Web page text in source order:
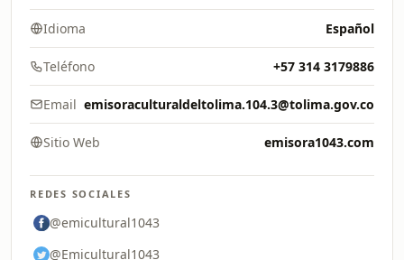
Idioma Español
Teléfono +57 314 3179886
Email emisoraculturaldeltolima.104.3@tolima.gov.co
Sitio Web emisora1043.com
REDES SOCIALES
@emicultural1043
@Emicultural1043